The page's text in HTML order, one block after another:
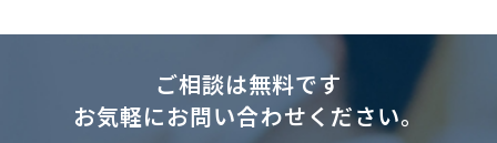
ご相談は無料です
お気軽にお問い合わせください。